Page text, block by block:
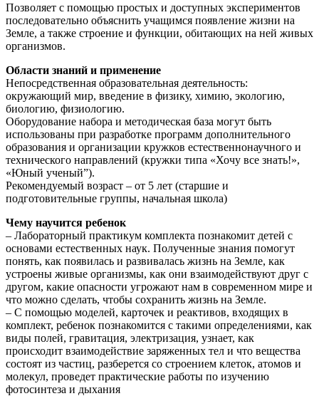
Позволяет с помощью простых и доступных экспериментов
последовательно объяснить учащимся появление жизни на
Земле, а также строение и функции, обитающих на ней живых
организмов.
Области знаний и применение
Непосредственная образовательная деятельность:
окружающий мир, введение в физику, химию, экологию,
биологию, физиологию.
Оборудование набора и методическая база могут быть
использованы при разработке программ дополнительного
образования и организации кружков естественнонаучного и
технического направлений (кружки типа «Хочу все знать!»,
«Юный ученый”).
Рекомендуемый возраст – от 5 лет (старшие и
подготовительные группы, начальная школа)
Чему научится ребенок
– Лабораторный практикум комплекта познакомит детей с
основами естественных наук. Полученные знания помогут
понять, как появилась и развивалась жизнь на Земле, как
устроены живые организмы, как они взаимодействуют друг с
другом, какие опасности угрожают нам в современном мире и
что можно сделать, чтобы сохранить жизнь на Земле.
– С помощью моделей, карточек и реактивов, входящих в
комплект, ребенок познакомится с такими определениями, как
виды полей, гравитация, электризация, узнает, как
происходит взаимодействие заряженных тел и что вещества
состоят из частиц, разберется со строением клеток, атомов и
молекул, проведет практические работы по изучению
фотосинтеза и дыхания